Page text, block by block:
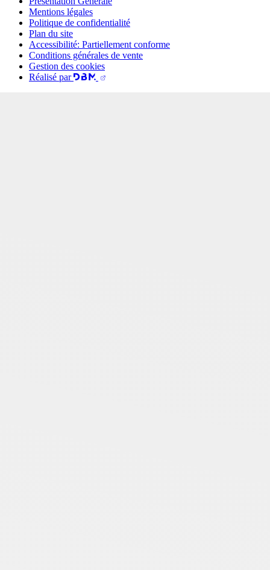
Mentions légales
Politique de confidentialité
Plan du site
Accessibilité: Partiellement conforme
Conditions générales de vente
Gestion des cookies
Réalisé par